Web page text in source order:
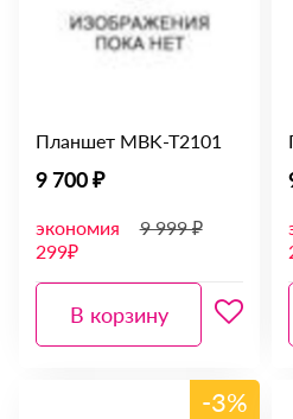
Планшет MBK-T2101
9 700 ₽
экономия
299₽
9 999 ₽
В корзину
-3%